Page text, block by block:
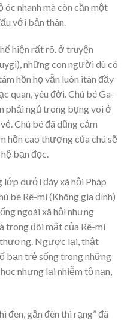
óc nhanh mà còn cần một
với bản thân.
hiện rất rõ. ở truyện
những con người dù có
hồn họ vẫn luôn itàn đầy
quan, yêu đời. Chú bé Ga-
phải ngủ trong bụng voi ở
Chú bé đã dũng cảm
hồn cao thượng của chú sẽ
bạn đọc.
lớp dưới đáy xã hội Pháp
bé Rê-mi (Không gia đình)
ngoài xã hội nhưng
trong đôi mắt của Rê-mi
thương. Ngược lại, thật
bạn trẻ sống trong những
nhưng lại nhiễm tộ nạn,
đen, gần đèn thì rạng” đã